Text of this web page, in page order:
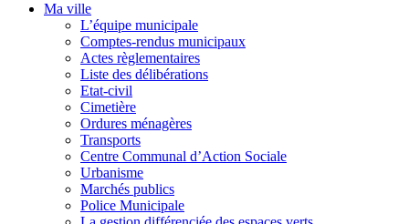
Ma ville
L’équipe municipale
Comptes-rendus municipaux
Actes règlementaires
Liste des délibérations
Etat-civil
Cimetière
Ordures ménagères
Transports
Centre Communal d’Action Sociale
Urbanisme
Marchés publics
Police Municipale